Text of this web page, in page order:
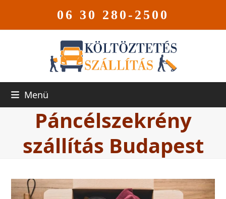
06 30 280-2500
Menü
Páncélszekrény
szállítás Budapest